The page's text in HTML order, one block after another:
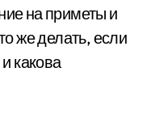
на приметы и
же делать, если
какова